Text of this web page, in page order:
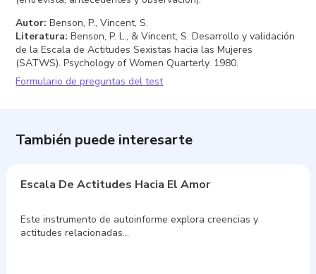
Autor: Benson, P., Vincent, S.
Literatura: Benson, P. L., & Vincent, S. Desarrollo y validación
de la Escala de Actitudes Sexistas hacia las Mujeres
(SATWS). Psychology of Women Quarterly. 1980.
Formulario de preguntas del test
También puede interesarte
Escala De Actitudes Hacia El Amor
Este instrumento de autoinforme explora creencias y
actitudes relacionadas…